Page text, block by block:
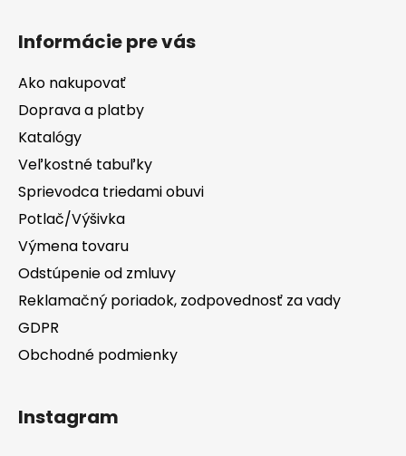
Informácie pre vás
Ako nakupovať
Doprava a platby
Katalógy
Veľkostné tabuľky
Sprievodca triedami obuvi
Potlač/Výšivka
Výmena tovaru
Odstúpenie od zmluvy
Reklamačný poriadok, zodpovednosť za vady
GDPR
Obchodné podmienky
Instagram